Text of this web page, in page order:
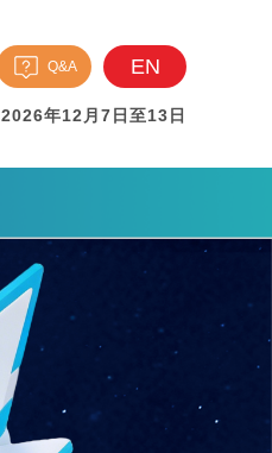
Q&A EN
2026年12月7日至13日